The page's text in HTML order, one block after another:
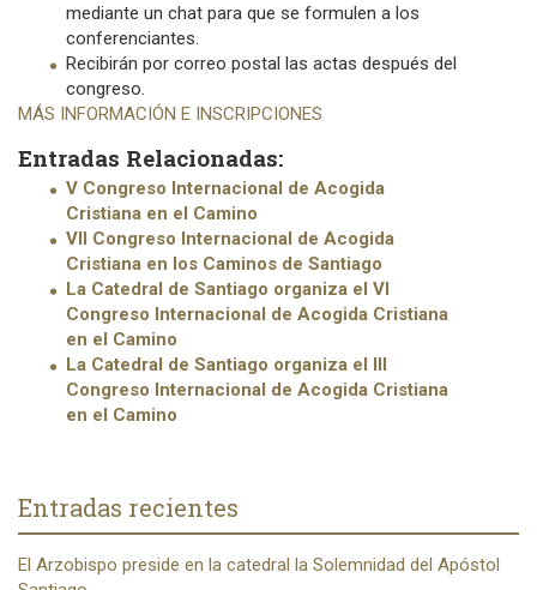
mediante un chat para que se formulen a los
conferenciantes.
Recibirán por correo postal las actas después del
congreso.
MÁS INFORMACIÓN E INSCRIPCIONES
Entradas Relacionadas:
V Congreso Internacional de Acogida
Cristiana en el Camino
VII Congreso Internacional de Acogida
Cristiana en los Caminos de Santiago
La Catedral de Santiago organiza el VI
Congreso Internacional de Acogida Cristiana
en el Camino
La Catedral de Santiago organiza el III
Congreso Internacional de Acogida Cristiana
en el Camino
Entradas recientes
El Arzobispo preside en la catedral la Solemnidad del Apóstol